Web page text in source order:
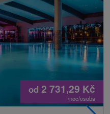
od 2 731,29 Kč
/noc/osoba